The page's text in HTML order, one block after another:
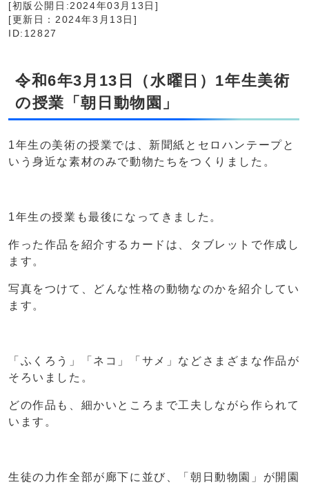
[初版公開日:2024年03月13日]
[更新日：2024年3月13日]
ID:12827
令和6年3月13日（水曜日）1年生美術
の授業「朝日動物園」
1年生の美術の授業では、新聞紙とセロハンテープと
いう身近な素材のみで動物たちをつくりました。
1年生の授業も最後になってきました。
作った作品を紹介するカードは、タブレットで作成し
ます。
写真をつけて、どんな性格の動物なのかを紹介してい
ます。
「ふくろう」「ネコ」「サメ」などさまざまな作品が
そろいました。
どの作品も、細かいところまで工夫しながら作られて
います。
生徒の力作全部が廊下に並び、「朝日動物園」が開園